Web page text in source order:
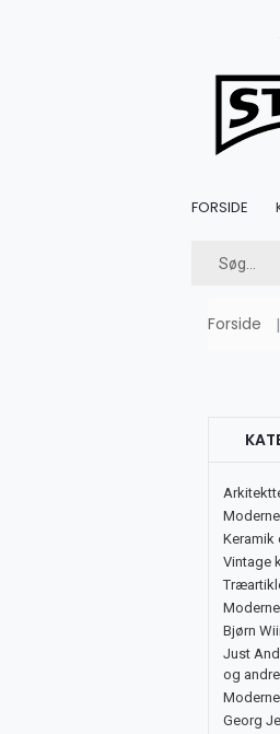
FORSIDE
Forside
Keramik
Vintage
Bjørn
Just
og
Georg